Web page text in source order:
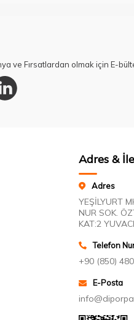
ve Fırsatlardan olmak için E-
Adres &
Adres
YEŞİLYURT
NUR SOK.
KAT:2
Telefon
+90 (850)
E-Posta